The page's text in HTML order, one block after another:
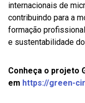
internacionais de
contribuindo para a
formação
e sustentabilidade
Conheça o projeto
em https://green-